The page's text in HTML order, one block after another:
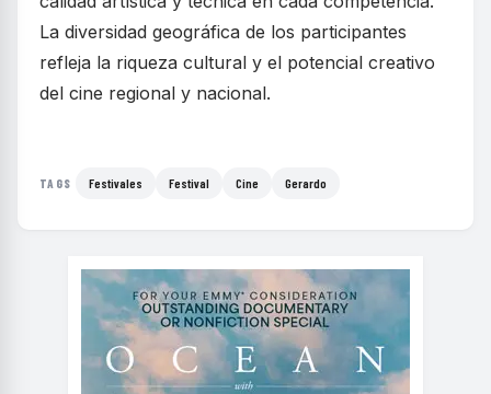
La diversidad geográfica de los participantes
refleja la riqueza cultural y el potencial creativo
del cine regional y nacional.
TAGS Festivales Festival Cine Gerardo